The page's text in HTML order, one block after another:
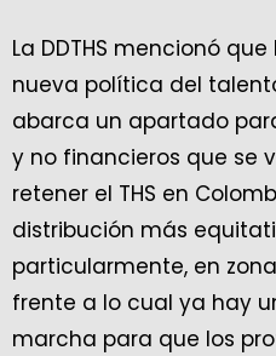
La DDTHS mencionó
nueva política del
abarca un apartado
y no financieros que se
retener el THS en
distribución más
particularmente, en
frente a lo cual ya hay
marcha para que los